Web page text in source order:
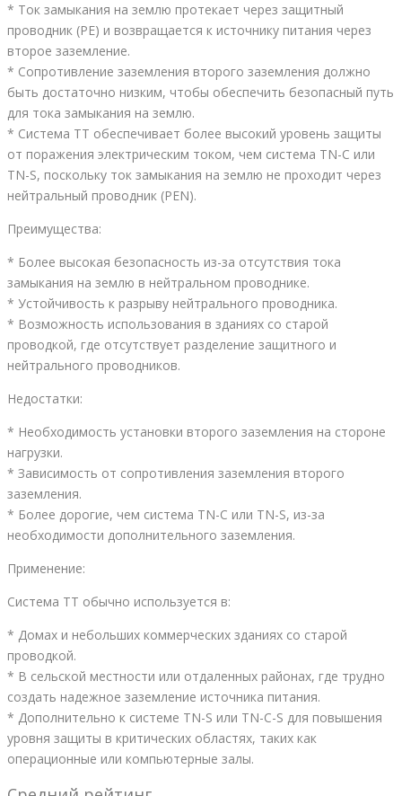
* Ток замыкания на землю протекает через защитный
проводник (PE) и возвращается к источнику питания через
второе заземление.
* Сопротивление заземления второго заземления должно
быть достаточно низким, чтобы обеспечить безопасный путь
для тока замыкания на землю.
* Система TT обеспечивает более высокий уровень защиты
от поражения электрическим током, чем система TN-C или
TN-S, поскольку ток замыкания на землю не проходит через
нейтральный проводник (PEN).
Преимущества:
* Более высокая безопасность из-за отсутствия тока
замыкания на землю в нейтральном проводнике.
* Устойчивость к разрыву нейтрального проводника.
* Возможность использования в зданиях со старой
проводкой, где отсутствует разделение защитного и
нейтрального проводников.
Недостатки:
* Необходимость установки второго заземления на стороне
нагрузки.
* Зависимость от сопротивления заземления второго
заземления.
* Более дорогие, чем система TN-C или TN-S, из-за
необходимости дополнительного заземления.
Применение:
Система TT обычно используется в:
* Домах и небольших коммерческих зданиях со старой
проводкой.
* В сельской местности или отдаленных районах, где трудно
создать надежное заземление источника питания.
* Дополнительно к системе TN-S или TN-C-S для повышения
уровня защиты в критических областях, таких как
операционные или компьютерные залы.